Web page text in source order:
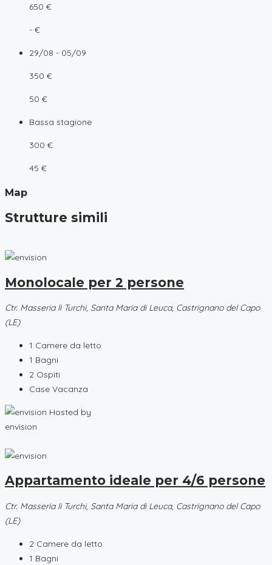
650 €
- €
29/08 - 05/09
350 €
50 €
Bassa stagione
300 €
45 €
Map
Strutture simili
Monolocale per 2 persone
Ctr. Masseria li Turchi, Santa Maria di Leuca, Castrignano del Capo
(LE)
1 Camere da letto
1 Bagni
2 Ospiti
Case Vacanza
Hosted by
envision
Appartamento ideale per 4/6 persone
Ctr. Masseria li Turchi, Santa Maria di Leuca, Castrignano del Capo
(LE)
2 Camere da letto
1 Bagni